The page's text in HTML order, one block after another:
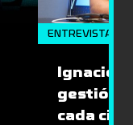
ENTREVISTA
Ignacio
gestión
cada